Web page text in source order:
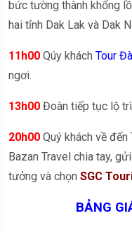
bức tường thành khổng
hai tỉnh Dak Lak và Dak
11h00 Qúy khách Tour
ngơi.
13h00 Đoàn tiếp tục lộ
20h00 Quý khách về
Bazan Travel chia tay,
tưởng và chọn SGC
BẢNG